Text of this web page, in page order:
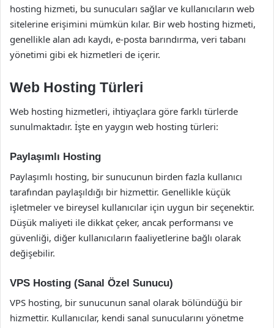
hosting hizmeti, bu sunucuları sağlar ve kullanıcıların web
sitelerine erişimini mümkün kılar. Bir web hosting hizmeti,
genellikle alan adı kaydı, e-posta barındırma, veri tabanı
yönetimi gibi ek hizmetleri de içerir.
Web Hosting Türleri
Web hosting hizmetleri, ihtiyaçlara göre farklı türlerde
sunulmaktadır. İşte en yaygın web hosting türleri:
Paylaşımlı Hosting
Paylaşımlı hosting, bir sunucunun birden fazla kullanıcı
tarafından paylaşıldığı bir hizmettir. Genellikle küçük
işletmeler ve bireysel kullanıcılar için uygun bir seçenektir.
Düşük maliyeti ile dikkat çeker, ancak performansı ve
güvenliği, diğer kullanıcıların faaliyetlerine bağlı olarak
değişebilir.
VPS Hosting (Sanal Özel Sunucu)
VPS hosting, bir sunucunun sanal olarak bölündüğü bir
hizmettir. Kullanıcılar, kendi sanal sunucularını yönetme